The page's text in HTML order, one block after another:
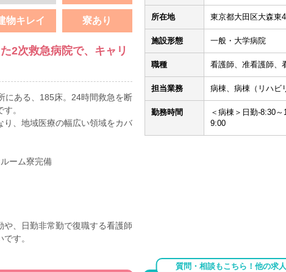
物キレイ 寮あり
2次救急病院で、キャリ
にある、185床。24時間救急を断
。
、地域医療の幅広い領域をカバ
ーム寮完備
、日勤非常勤で復職する看護師
す。
所在地 東京都大田区大森東
施設形態 一般・大学病院
職種 看護師、准看護師、
担当業務 病棟、病棟（リハビ
勤務時間
＜病棟＞日勤-8:30
9:00
質問・相談もこちら！他の求